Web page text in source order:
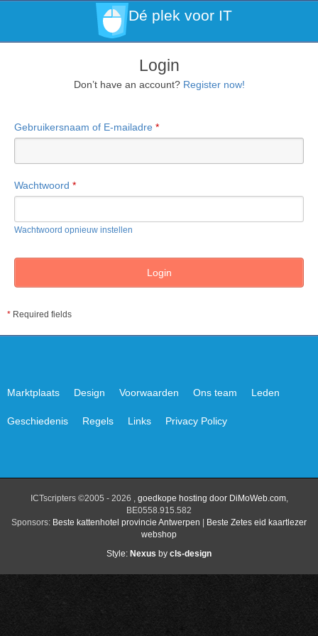
Dé plek voor IT
Login
Don’t have an account? Register now!
Gebruikersnaam of E-mailadre *
Wachtwoord *
Wachtwoord opnieuw instellen
* Required fields
Marktplaats Design Voorwaarden Ons team Leden
Geschiedenis Regels Links Privacy Policy
ICTscripters ©2005 - 2026 , goedkope hosting door DiMoWeb.com,
BE0558.915.582
Sponsors: Beste kattenhotel provincie Antwerpen
Beste Zetes eid kaartlezer
webshop
Style: Nexus by cls-design